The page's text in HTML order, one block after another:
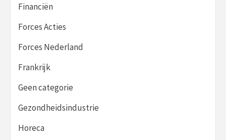
Financiën
Forces Acties
Forces Nederland
Frankrijk
Geen categorie
Gezondheidsindustrie
Horeca